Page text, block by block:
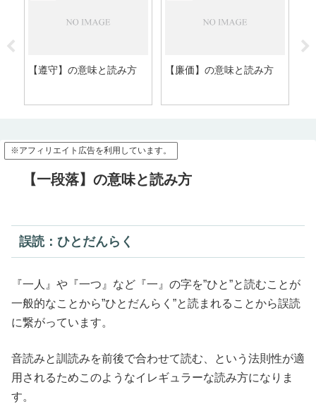
【遵守】の意味と読み方 【廉価】の意味と読み方
※アフィリエイト広告を利用しています。
【一段落】の意味と読み方
誤読：ひとだんらく
『一人』や『一つ』など『一』の字を”ひと”と読むことが
一般的なことから”ひとだんらく”と読まれることから誤読
に繋がっています。
音読みと訓読みを前後で合わせて読む、という法則性が適
用されるためこのようなイレギュラーな読み方になりま
す。